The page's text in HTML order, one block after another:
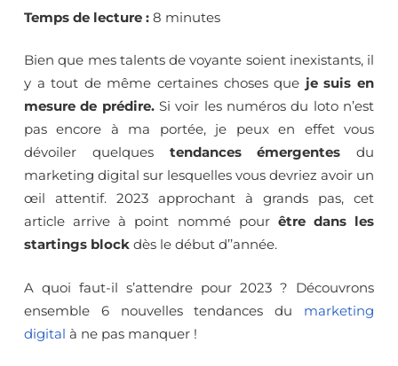
2023
Temps de lecture : 8 minutes
Bien que mes talents de voyante soient inexistants, il
y a tout de même certaines choses que je suis en
mesure de prédire.Si voir les numéros du loto n’est
pas encore à ma portée, je peux en effet vous
dévoiler quelques tendances émergentes du
marketing digital sur lesquelles vous devriez avoir un
œil attentif. 2023 approchant à grands pas, cet
article arrive à point nommé pour être dans les
startings block dès le début d’’année.
A quoi faut-il s’attendre pour 2023 ? Découvrons
ensemble 6 nouvelles tendances du marketing
digital à ne pas manquer !